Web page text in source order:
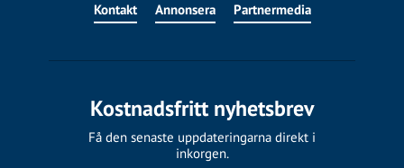
Kontakt Annonsera Partnermedia
Kostnadsfritt nyhetsbrev
Få den senaste uppdateringarna direkt i
inkorgen.